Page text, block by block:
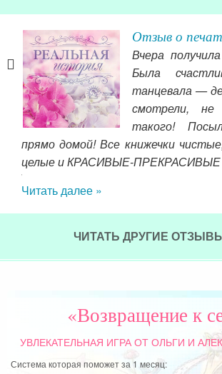
в
Отзыв о
Вчера
Была
танцевала —
смотрели,
такого!
прямо домой! Все книжечки
целые и КРАСИВЫЕ-ПРЕКРАСИВЫЕ
Читать далее »
ЧИТАТЬ ДРУГИЕ
«Возвращение к
УВЛЕКАТЕЛЬНАЯ ИГРАОТ ОЛЬГИ И
Система которая поможет за 1 месяц: